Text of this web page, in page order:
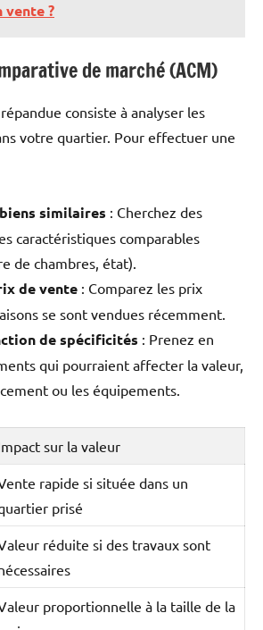
vente ?
de marché (ACM)
consiste à analyser les
votre quartier. Pour effectuer une
similaires : Cherchez des
caractéristiques comparables
de chambres, état).
de vente : Comparez les prix
se sont vendues récemment.
de spécificités : Prenez en
qui pourraient affecter la valeur,
ou les équipements.
sur la valeur
rapide si située dans un
prisé
réduite si des travaux sont
proportionnelle à la taille de la